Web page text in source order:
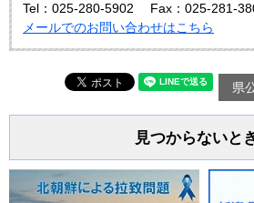
Tel：025-280-5902
Fax：025-281-
メールでのお問い合わせはこちら
県
見つからないと